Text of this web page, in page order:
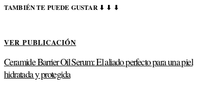
TAMBIÉN TE PUEDE GUSTAR ⬇ ⬇ ⬇
VER PUBLICACIÓN
Ceramide Barrier Oil Serum: El aliado perfecto para una piel
hidratada y protegida